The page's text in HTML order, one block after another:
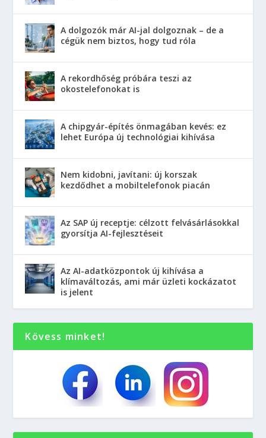
A dolgozók már AI-jal dolgoznak – de a
cégük nem biztos, hogy tud róla
A rekordhőség próbára teszi az
okostelefonokat is
A chipgyár-építés önmagában kevés: ez
lehet Európa új technológiai kihívása
Nem kidobni, javítani: új korszak
kezdődhet a mobiltelefonok piacán
Az SAP új receptje: célzott felvásárlásokkal
gyorsítja AI-fejlesztéseit
Az AI-adatközpontok új kihívása a
klímaváltozás, ami már üzleti kockázatot
is jelent
Kövess minket!